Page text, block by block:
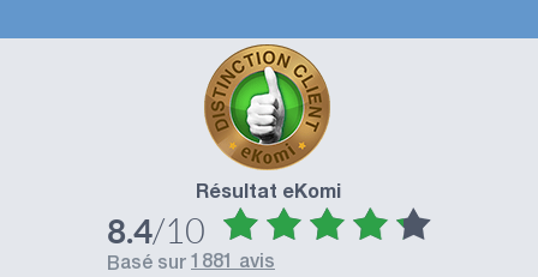
Résultat eKomi
8.4/10
basé sur 1881 avis